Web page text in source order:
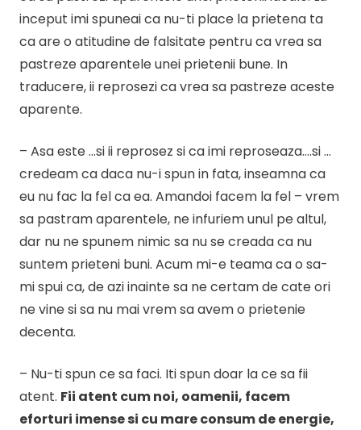
inceput imi spuneai ca nu-ti place la prietena ta
ca are o atitudine de falsitate pentru ca vrea sa
pastreze aparentele unei prietenii bune. In
traducere, ii reprosezi ca vrea sa pastreze aceste
aparente.
– Asa este …si ii reprosez si ca imi reproseaza….si …
credeam ca daca nu-i spun in fata, inseamna ca
eu nu fac la fel ca ea. Amandoi facem la fel – vrem
sa pastram aparentele, ne infuriem unul pe altul,
dar nu ne spunem nimic sa nu se creada ca nu
suntem prieteni buni. Acum mi-e teama ca o sa-
mi spui ca, de azi inainte sa ne certam de cate ori
ne vine si sa nu mai vrem sa avem o prietenie
decenta.
– Nu-ti spun ce sa faci. Iti spun doar la ce sa fii
atent. Fii atent cum noi, oamenii, facem
eforturi imense si cu mare consum de energie,